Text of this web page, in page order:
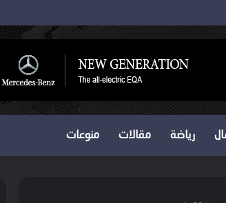
للمسافرين
رياضة مقالات منوعات